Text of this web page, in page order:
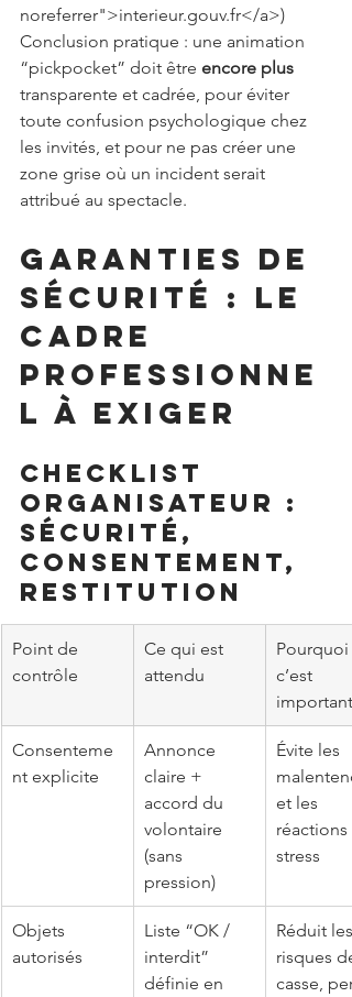
noreferrer">interieur.gouv.fr</a>)
Conclusion pratique : une animation
“pickpocket” doit être encore plus
transparente et cadrée, pour éviter
toute confusion psychologique chez
les invités, et pour ne pas créer une
zone grise où un incident serait
attribué au spectacle.
Garanties de
sécurité : le
cadre
professionne
l à exiger
Checklist
organisateur :
sécurité,
consentement,
restitution
Point de
contrôle
Ce qui est
attendu
Pourquoi
c’est
important
Consenteme
nt explicite
Annonce
claire +
accord du
volontaire
(sans
pression)
Évite les
et les
réactions
stress
Objets
autorisés
Liste “OK /
interdit”
définie en
Réduit les
risques de
casse,